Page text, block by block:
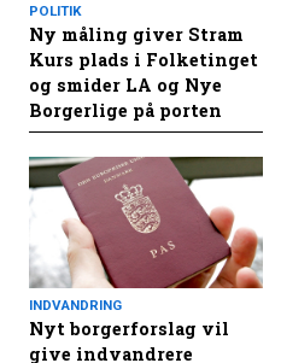
POLITIK
Ny måling giver Stram
Kurs plads i Folketinget
og smider LA og Nye
Borgerlige på porten
INDVANDRING
Nyt borgerforslag vil
give indvandrere